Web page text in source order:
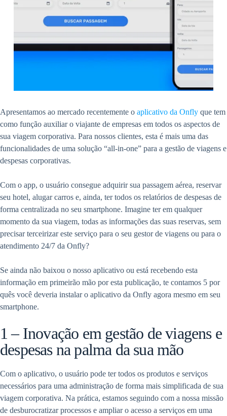
Apresentamos ao mercado recentemente o aplicativo da Onfly que tem
como função auxiliar o viajante de empresas em todos os aspectos de
sua viagem corporativa. Para nossos clientes, esta é mais uma das
funcionalidades de uma solução “all-in-one” para a gestão de viagens e
despesas corporativas.
Com o app, o usuário consegue adquirir sua passagem aérea, reservar
seu hotel, alugar carros e, ainda, ter todos os relatórios de despesas de
forma centralizada no seu smartphone. Imagine ter em qualquer
momento da sua viagem, todas as informações das suas reservas, sem
precisar terceirizar este serviço para o seu gestor de viagens ou para o
atendimento 24/7 da Onfly?
Se ainda não baixou o nosso aplicativo ou está recebendo esta
informação em primeirão mão por esta publicação, te contamos 5 por
quês você deveria instalar o aplicativo da Onfly agora mesmo em seu
smartphone.
1 – Inovação em gestão de viagens e
despesas na palma da sua mão
Com o aplicativo, o usuário pode ter todos os produtos e serviços
necessários para uma administração de forma mais simplificada de sua
viagem corporativa. Na prática, estamos seguindo com a nossa missão
de desburocratizar processos e ampliar o acesso a serviços em uma